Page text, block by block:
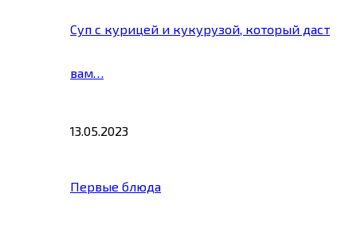
Суп с курицей и кукурузой, который даст
вам…
13.05.2023
Первые блюда